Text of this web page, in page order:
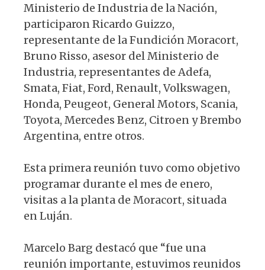
Ministerio de Industria de la Nación,
participaron Ricardo Guizzo,
representante de la Fundición Moracort,
Bruno Risso, asesor del Ministerio de
Industria, representantes de Adefa,
Smata, Fiat, Ford, Renault, Volkswagen,
Honda, Peugeot, General Motors, Scania,
Toyota, Mercedes Benz, Citroen y Brembo
Argentina, entre otros.
Esta primera reunión tuvo como objetivo
programar durante el mes de enero,
visitas a la planta de Moracort, situada
en Luján.
Marcelo Barg destacó que “fue una
reunión importante, estuvimos reunidos